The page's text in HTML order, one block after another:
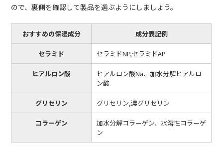
ので、裏側を確認して製品を選ぶようにしましょう。
おすすめの保湿成分 成分表記例
セラミド セラミドNP,セラミドAP
ヒアルロン酸
ヒアルロン酸Na、加水分解ヒアルロ
ン酸
グリセリン グリセリン,濃グリセリン
コラーゲン
加水分解コラーゲン、水溶性コラーゲ
ン